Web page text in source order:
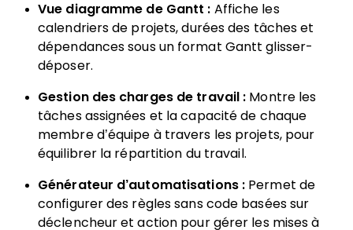
Vue diagramme de Gantt : Affiche les
calendriers de projets, durées des tâches et
dépendances sous un format Gantt glisser-
déposer.
Gestion des charges de travail : Montre les
tâches assignées et la capacité de chaque
membre d’équipe à travers les projets, pour
équilibrer la répartition du travail.
Générateur d’automatisations : Permet de
configurer des règles sans code basées sur
déclencheur et action pour gérer les mises à